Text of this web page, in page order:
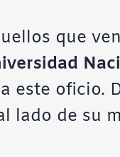
que
este oficio.
lado de su